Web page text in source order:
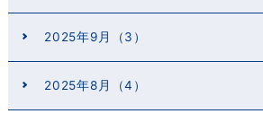
2025年9月（3）
2025年8月（4）